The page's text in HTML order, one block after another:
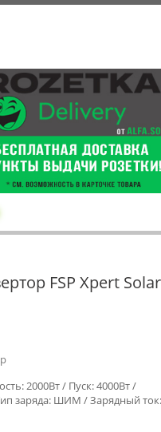
FSP Xpert Solar
2000Вт / Пуск: 4000Вт /
заряда: ШИМ / Зарядный ток: